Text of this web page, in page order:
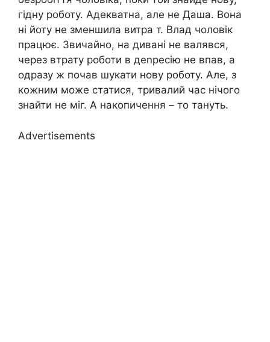
гідну роботу. Адекватна, але не Даша. Вона
ні йоту не зменшила витра т. Влад чоловік
працює. Звичайно, на дивані не валявся,
через втрату роботи в деnресію не впав, а
одразу ж почав шукати нову роботу. Але, з
кожним може статися, тривалий час нічого
знайти не міг. А накопичення – то тануть.
Advertisements